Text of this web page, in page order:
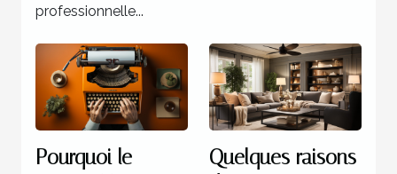
professionnelle...
Pourquoi le
Quelques raisons